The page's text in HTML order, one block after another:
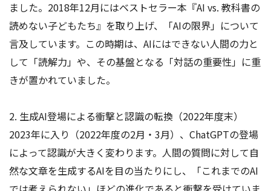
ました。2018年12月にはベストセラー本『AI vs. 教科書の
読めない子どもたち』を取り上げ、「AIの限界」について
言及しています。この時期は、AIにはできない人間の力と
して「読解力」や、その基盤となる「対話の重要性」に重
きが置かれていました。
2. 生成AI登場による衝撃と認識の転換（2022年度末）
2023年に入り（2022年度の2月・3月）、ChatGPTの登場
によって認識が大きく変わります。人間の質問に対して自
然な文章を生成するAIを目の当たりにし、「これまでのAI